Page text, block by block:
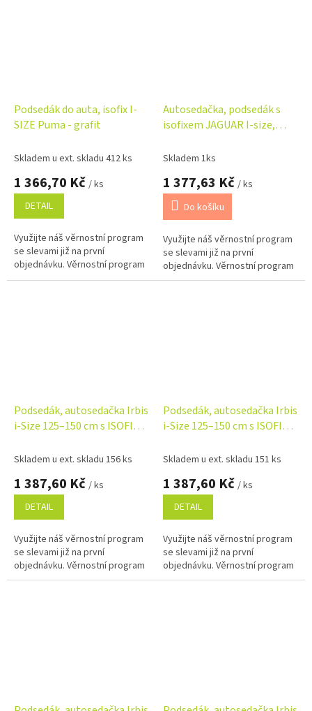
Podsedák do auta, isofix I-
SIZE Puma - grafit
Skladem u ext. skladu 412 ks
1 366,70 Kč / ks
DETAIL
Využijte náš věrnostní program
se slevami již na první
objednávku. Věrnostní program
Autosedačka, podsedák s
isofixem JAGUAR I-size,
Skladem 1ks
1 377,63 Kč / ks
Do košíku
Využijte náš věrnostní program
se slevami již na první
objednávku. Věrnostní program
Podsedák, autosedačka Irbis
i-Size 125–150 cm s ISOFIX –
Skladem u ext. skladu 156 ks
1 387,60 Kč / ks
DETAIL
Využijte náš věrnostní program
se slevami již na první
objednávku. Věrnostní program
Podsedák, autosedačka Irbis
i-Size 125–150 cm s ISOFIX –
Skladem u ext. skladu 151 ks
1 387,60 Kč / ks
DETAIL
Využijte náš věrnostní program
se slevami již na první
objednávku. Věrnostní program